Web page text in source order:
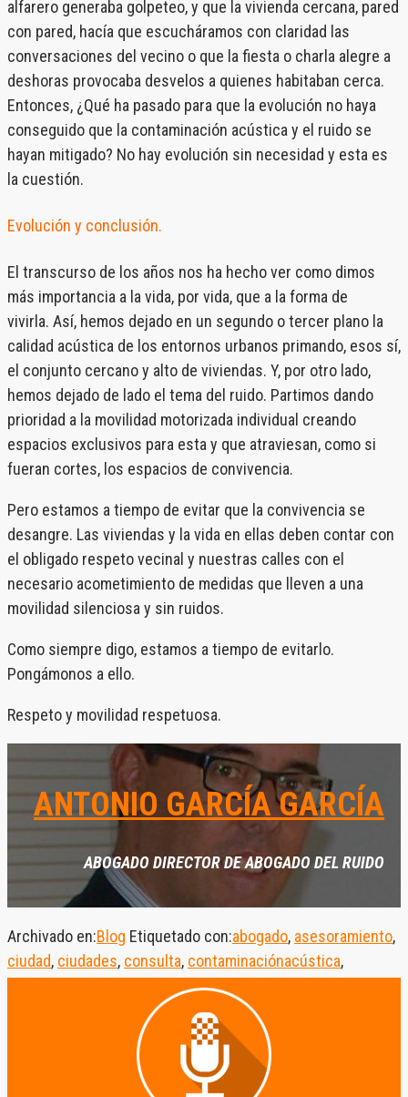
alfarero generaba golpeteo, y que la vivienda cercana, pared
con pared, hacía que escucháramos con claridad las
conversaciones del vecino o que la fiesta o charla alegre a
deshoras provocaba desvelos a quienes habitaban cerca.
Entonces, ¿Qué ha pasado para que la evolución no haya
conseguido que la contaminación acústica y el ruido se
hayan mitigado? No hay evolución sin necesidad y esta es
la cuestión.
Evolución y conclusión.
El transcurso de los años nos ha hecho ver como dimos
más importancia a la vida, por vida, que a la forma de
vivirla. Así, hemos dejado en un segundo o tercer plano la
calidad acústica de los entornos urbanos primando, esos sí,
el conjunto cercano y alto de viviendas. Y, por otro lado,
hemos dejado de lado el tema del ruido. Partimos dando
prioridad a la movilidad motorizada individual creando
espacios exclusivos para esta y que atraviesan, como si
fueran cortes, los espacios de convivencia.
Pero estamos a tiempo de evitar que la convivencia se
desangre. Las viviendas y la vida en ellas deben contar con
el obligado respeto vecinal y nuestras calles con el
necesario acometimiento de medidas que lleven a una
movilidad silenciosa y sin ruidos.
Como siempre digo, estamos a tiempo de evitarlo.
Pongámonos a ello.
Respeto y movilidad respetuosa.
ANTONIO GARCÍA GARCÍA
ABOGADO DIRECTOR DE ABOGADO DEL RUIDO
Archivado en:Blog Etiquetado con:abogado, asesoramiento,
ciudad, ciudades, consulta, contaminaciónacústica,
movilidad,respeto